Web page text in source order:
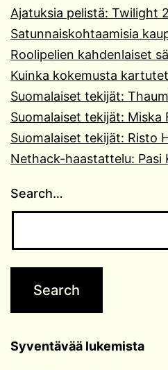
Ajatuksia pelistä: Twilight
Satunnaiskohtaamisia
Roolipelien kahdenlaiset
Kuinka kokemusta
Suomalaiset tekijät:
Suomalaiset tekijät: Miska
Suomalaiset tekijät: Risto
Nethack-haastattelu: Pasi
Search…
Syventävää lukemista